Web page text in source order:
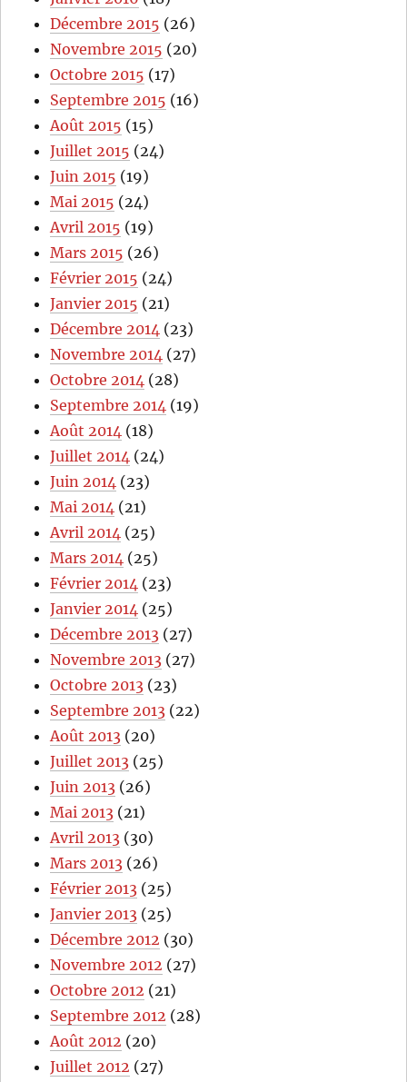
Décembre 2015 (26)
Novembre 2015 (20)
Octobre 2015 (17)
Septembre 2015 (16)
Août 2015 (15)
Juillet 2015 (24)
Juin 2015 (19)
Mai 2015 (24)
Avril 2015 (19)
Mars 2015 (26)
Février 2015 (24)
Janvier 2015 (21)
Décembre 2014 (23)
Novembre 2014 (27)
Octobre 2014 (28)
Septembre 2014 (19)
Août 2014 (18)
Juillet 2014 (24)
Juin 2014 (23)
Mai 2014 (21)
Avril 2014 (25)
Mars 2014 (25)
Février 2014 (23)
Janvier 2014 (25)
Décembre 2013 (27)
Novembre 2013 (27)
Octobre 2013 (23)
Septembre 2013 (22)
Août 2013 (20)
Juillet 2013 (25)
Juin 2013 (26)
Mai 2013 (21)
Avril 2013 (30)
Mars 2013 (26)
Février 2013 (25)
Janvier 2013 (25)
Décembre 2012 (30)
Novembre 2012 (27)
Octobre 2012 (21)
Septembre 2012 (28)
Août 2012 (20)
Juillet 2012 (27)